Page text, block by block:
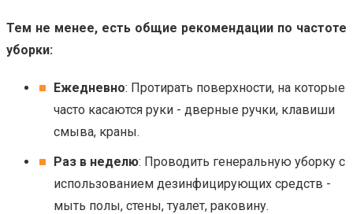
Тем не менее, есть общие рекомендации по частоте
уборки:
Ежедневно: Протирать поверхности, на которые
часто касаются руки - дверные ручки, клавиши
смыва, краны.
Раз в неделю: Проводить генеральную уборку с
использованием дезинфицирующих средств -
мыть полы, стены, туалет, раковину.